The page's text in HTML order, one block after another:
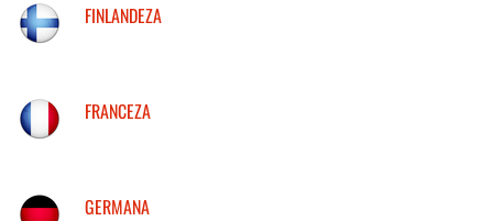
FINLANDEZA
FRANCEZA
GERMANA